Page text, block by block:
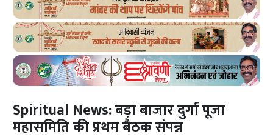
Spiritual News: बड़ा बाजार दुर्गा पूजा
महासमिति की प्रथम बैठक संपन्न